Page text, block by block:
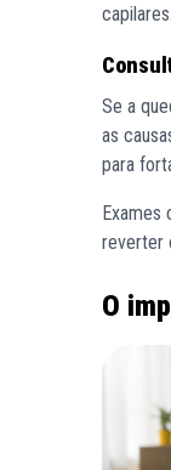
capilares.
Se a
as
para
Exames
reverter
O